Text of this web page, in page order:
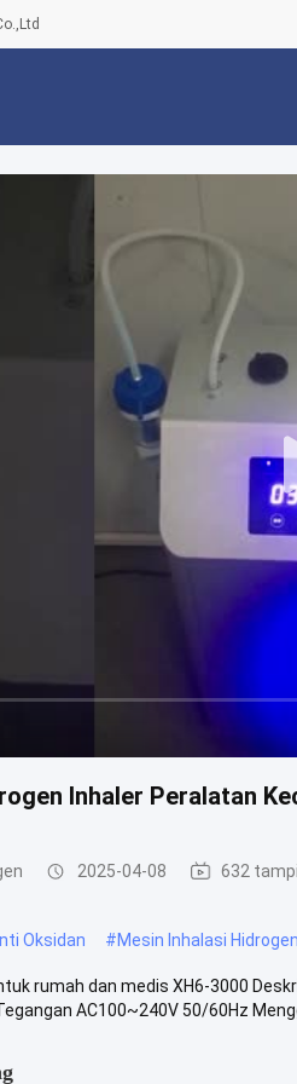
Inhaler Peralatan
2025-04-08 632
Oksidan #Mesin Inhalasi
rumah dan medis XH6-3000
AC100~240V 50/60Hz